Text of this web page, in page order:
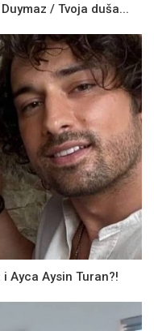
/ Tvoja duša...
Ayca Aysin Turan?!